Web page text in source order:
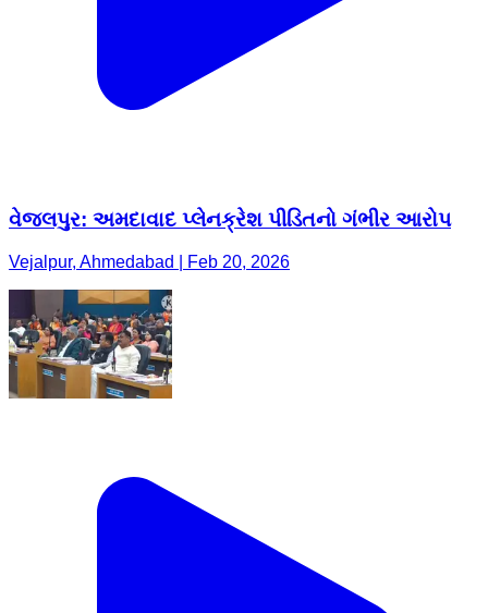
વેજલપુર: અમદાવાદ પ્લેનક્રેશ પીડિતનો ગંભીર આરોપ
Vejalpur, Ahmedabad | Feb 20, 2026